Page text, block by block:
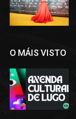
O MÁIS VISTO